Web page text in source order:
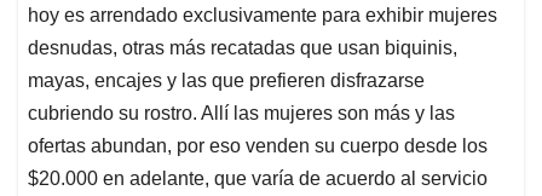
hoy es arrendado exclusivamente para exhibir mujeres
desnudas, otras más recatadas que usan biquinis,
mayas, encajes y las que prefieren disfrazarse
cubriendo su rostro. Allí las mujeres son más y las
ofertas abundan, por eso venden su cuerpo desde los
$20.000 en adelante, que varía de acuerdo al servicio